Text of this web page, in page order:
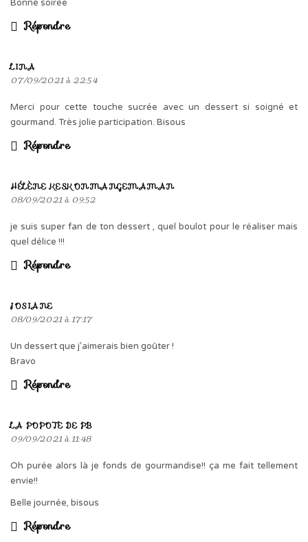
Bonne soirée
Répondre
LINA
07/09/2021 à 22:54
Merci pour cette touche sucrée avec un dessert si soigné et
gourmand. Très jolie participation. Bisous
Répondre
HÉLÈNE KESKONMANGEMAMAN
08/09/2021 à 09:52
je suis super fan de ton dessert , quel boulot pour le réaliser mais
quel délice !!!
Répondre
JOSIANE
08/09/2021 à 17:17
Un dessert que j’aimerais bien goûter !
Bravo
Répondre
LA POPOTE DE PB
09/09/2021 à 11:48
Oh purée alors là je fonds de gourmandise!! ça me fait tellement
envie!!
Belle journée, bisous
Répondre